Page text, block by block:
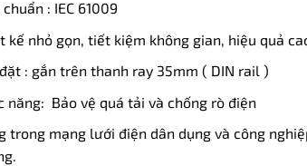
: IEC 61009
kế nhỏ gọn, tiết kiệm không gian, hiệu quả
: gắn trên thanh ray 35mm ( DIN rail )
năng: Bảo vệ quá tải và chống rò điện
trong mạng lưới điện dân dụng và công